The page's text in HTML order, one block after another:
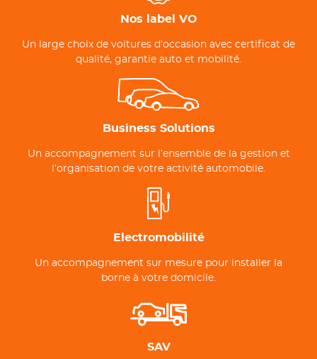
Nos label VO
Un large choix de voitures d’occasion avec certificat de
qualité, garantie auto et mobilité.
Business Solutions
Un accompagnement sur l’ensemble de la gestion et
l’organisation de votre activité automobile.
Electromobilité
Un accompagnement sur mesure pour installer la
borne à votre domicile.
SAV